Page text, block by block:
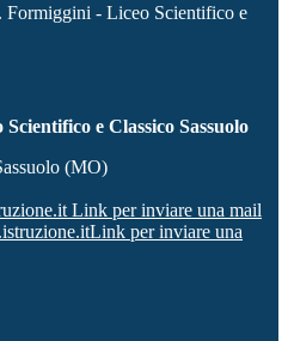
Formiggini - Liceo Scientifico e
e Classico Sassuolo
(MO)
Link per inviare una mail
Link per inviare una